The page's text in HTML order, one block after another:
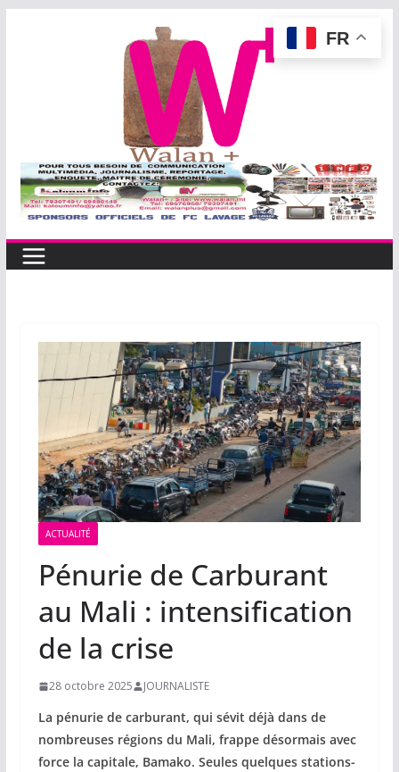
ACTUALITÉ
Pénurie de Carburant
au Mali : intensification
de la crise
28 octobre 2025 JOURNALISTE
La pénurie de carburant, qui sévit déjà dans de
nombreuses régions du Mali, frappe désormais avec
force la capitale, Bamako. Seules quelques stations-
FR